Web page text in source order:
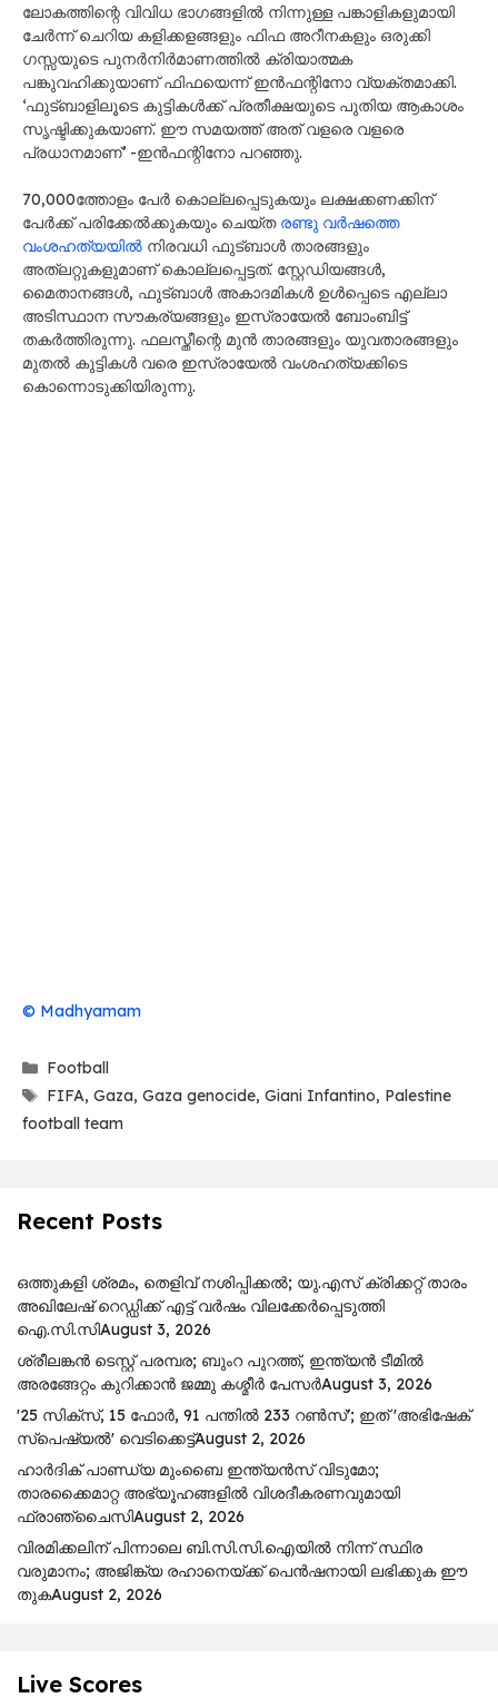
ലോകത്തിന്റെ വിവിധ ഭാഗങ്ങളിൽ നിന്നുള്ള പങ്കാളികളുമായി
ചേർന്ന് ചെറിയ കളിക്കളങ്ങളും ഫിഫ അറീനകളും ഒരുക്കി
ഗസ്സയുടെ പുനർനിർമാണത്തിൽ ​ക്രിയാത്മക
പങ്കുവഹിക്കുയാണ് ഫിഫയെന്ന് ഇൻഫന്റിനോ വ്യക്തമാക്കി.
‘ഫുട്ബാളി​ലൂടെ കുട്ടികൾക്ക് പ്രതീക്ഷയുടെ പുതിയ ആകാശം
സൃഷ്ടിക്കുകയാണ്. ഈ സമയത്ത് അത് വളരെ വളരെ
പ്രധാനമാണ്’ -ഇൻഫന്റിനോ പറഞ്ഞു.
70,000ത്തോളം പേർ കൊല്ലപ്പെടുകയും ലക്ഷക്കണക്കിന്
പേർക്ക് പരിക്കേൽക്കുകയും ചെയ്ത രണ്ടു വർഷത്തെ
വംശഹത്യയിൽ നിരവധി ഫുട്ബാൾ താരങ്ങളും
അത്‍ലറ്റുകളുമാണ് കൊല്ല​പ്പെട്ടത്. സ്റ്റേഡിയങ്ങൾ,
മൈതാനങ്ങൾ, ഫുട്ബാൾ അകാദമികൾ ഉൾപ്പെടെ എല്ലാ
അടിസ്ഥാന സൗകര്യങ്ങളും ഇസ്രായേൽ ബോംബിട്ട്
തകർത്തിരുന്നു. ഫലസ്തീന്റെ മുൻ താരങ്ങളും യുവതാരങ്ങളും
മുതൽ കുട്ടികൾ വരെ ഇസ്രായേൽ വംശഹത്യക്കിടെ
കൊന്നൊടുക്കിയിരുന്നു.
© Madhyamam
Categories
Football
Tags
FIFA,Gaza,Gaza genocide,Giani Infantino, Palestine
football team
Recent Posts
ഒത്തുകളി ശ്രമം, തെളിവ് നശിപ്പിക്കൽ; യു.എസ് ക്രിക്കറ്റ് താരം
അഖിലേഷ് റെഡ്ഡിക്ക് എട്ട് വർഷം വിലക്കേർപ്പെടുത്തി
ഐ.സി.സിAugust 3, 2026
ശ്രീലങ്കൻ ടെസ്റ്റ് പരമ്പര; ബുംറ പുറത്ത്, ഇന്ത്യൻ ടീമിൽ
അരങ്ങേറ്റം കുറിക്കാൻ ജമ്മു കശ്മീർ പേസർAugust 3, 2026
'25 സിക്സ്, 15 ഫോർ, 91 പന്തിൽ 233 റൺസ്'; ഇത് 'അഭിഷേക്
സ്പെഷ്യൽ' വെടിക്കെട്ട്August 2, 2026
ഹാർദിക് പാണ്ഡ്യ മുംബൈ ഇന്ത്യൻസ് വിടുമോ;
താരക്കൈമാറ്റ അഭ്യൂഹങ്ങളിൽ വിശദീകരണവുമായി
ഫ്രാഞ്ചൈസിAugust 2, 2026
വിരമിക്കലിന് പിന്നാലെ ബി.സി.സി.ഐയിൽ നിന്ന് സ്ഥിര
വരുമാനം; അജിങ്ക്യ രഹാനെയ്ക്ക് പെൻഷനായി ലഭിക്കുക ഈ
തുകAugust 2, 2026
Live Scores